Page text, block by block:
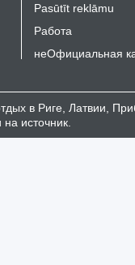
Pasūtīt reklāmu
Работа
неОфициальная
в Риге, Латвии,
источник.